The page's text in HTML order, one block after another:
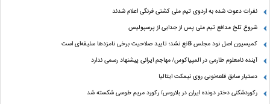
نفرات دعوت شده به اردوی تیم ملی کشتی فرنگی اعلام شدند
شروع تلخ مدافع تیم ملی پس از جدایی از پرسپولیس
کمیسیون اصل نود مجلس قانع نشد؛ تایید صلاحیت برخی نامزدها سلیقه‌ای است
آینده نامعلوم طارمی در المپیاکوس/ مهاجم ایرانی پیشنهاد رسمی ندارد
دستیار سابق قلعه‌نویی روی نیمکت ایتالیا
رکوردشکنی دختر دونده ایران در بلاروس/ رکورد مریم طوسی شکسته شد